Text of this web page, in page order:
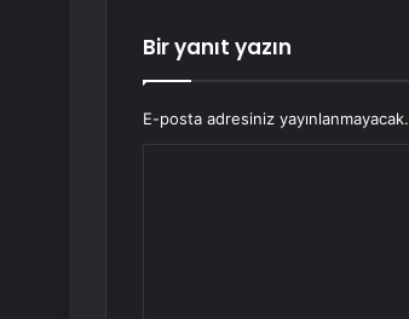
Bir yanıt yazın
E-posta adresiniz yayınlanmayacak.